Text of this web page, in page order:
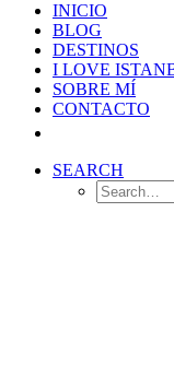
INICIO
BLOG
DESTINOS
I LOVE
SOBRE MÍ
CONTACTO
SEARCH